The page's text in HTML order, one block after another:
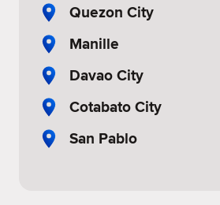
Quezon City
Manille
Davao City
Cotabato City
San Pablo